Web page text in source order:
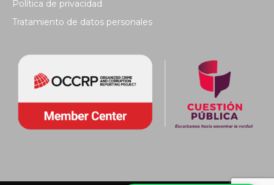
Política de privacidad
Tratamiento de datos personales